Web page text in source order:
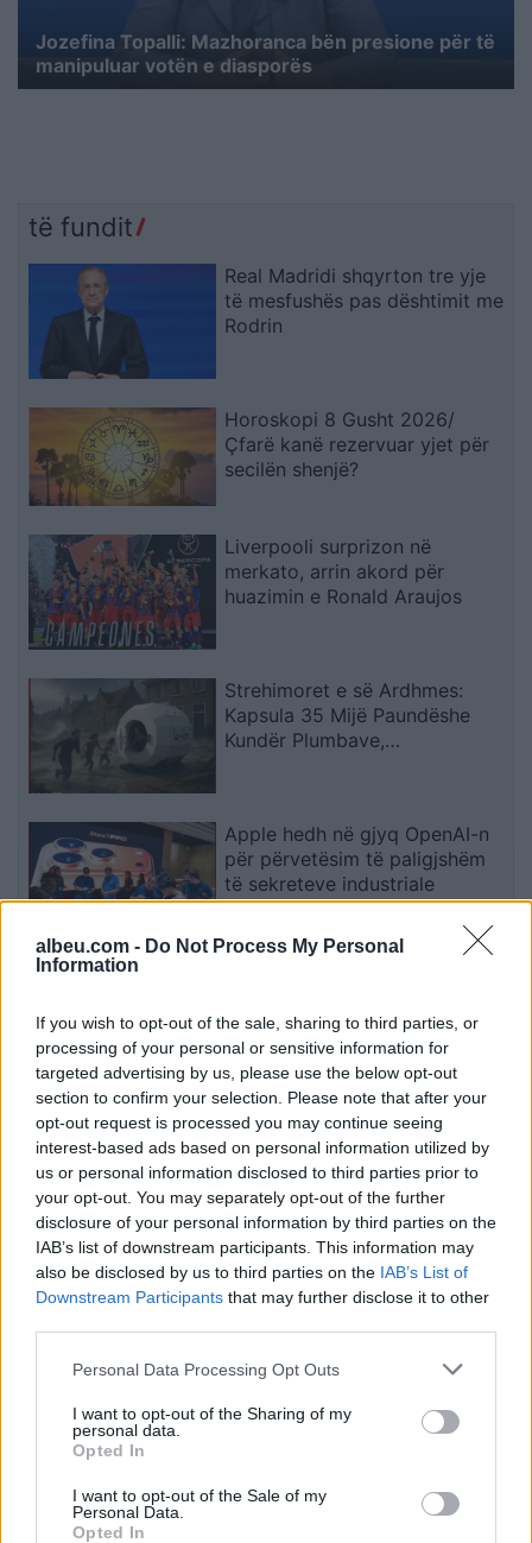
albeu.com - Do Not Process My Personal
Information
If you wish to opt-out of the sale, sharing to third parties, or
processing of your personal or sensitive information for
targeted advertising by us, please use the below opt-out
section to confirm your selection. Please note that after your
opt-out request is processed you may continue seeing
interest-based ads based on personal information utilized by
us or personal information disclosed to third parties prior to
your opt-out. You may separately opt-out of the further
disclosure of your personal information by third parties on the
IAB’s list of downstream participants. This information may
also be disclosed by us to third parties on the IAB’s List of
Downstream Participants that may further disclose it to other
Personal Data Processing Opt Outs
I want to opt-out of the Sharing of my
personal data.
Opted In
I want to opt-out of the Sale of my
Personal Data.
Opted In
Jozefina Topalli: Mazhoranca bën presione për të
manipuluar votën e diasporës
të fundit
Real Madridi shqyrton tre yje
të mesfushës pas dështimit me
Rodrin
Horoskopi 8 Gusht 2026/
Çfarë kanë rezervuar yjet për
secilën shenjë?
Liverpooli surprizon në
merkato, arrin akord për
huazimin e Ronald Araujos
Strehimoret e së Ardhmes:
Kapsula 35 Mijë Paundëshe
Kundër Plumbave,
Apple hedh në gjyq OpenAI-n
për përvetësim të paligjshëm
të sekreteve industriale
Google, kërkimet arrijnë nivele
të papara
Kina zbulon robotë humanoidë
tepër realistë, të projektuar për
shoqëri afatgjatë